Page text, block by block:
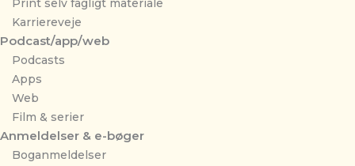
Print selv fagligt materiale
Karriereveje
Podcast/app/web
Podcasts
Apps
Web
Film & serier
Anmeldelser & e-bøger
Boganmeldelser